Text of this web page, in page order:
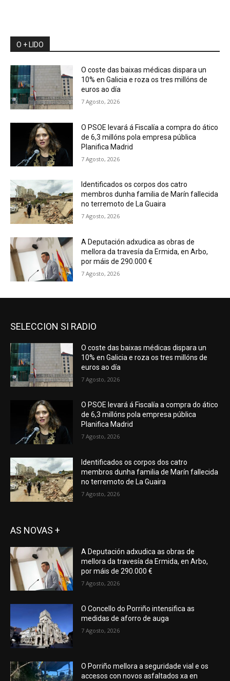
O + LIDO
O coste das baixas médicas dispara un
10% en Galicia e roza os tres millóns de
euros ao día
7 Agosto, 2026
O PSOE levará á Fiscalía a compra do ático
de 6,3 millóns pola empresa pública
Planifica Madrid
7 Agosto, 2026
Identificados os corpos dos catro
membros dunha familia de Marín fallecida
no terremoto de La Guaira
7 Agosto, 2026
A Deputación adxudica as obras de
mellora da travesía da Ermida, en Arbo,
por máis de 290.000 €
7 Agosto, 2026
SELECCION SI RADIO
O coste das baixas médicas dispara un
10% en Galicia e roza os tres millóns de
euros ao día
7 Agosto, 2026
O PSOE levará á Fiscalía a compra do ático
de 6,3 millóns pola empresa pública
Planifica Madrid
7 Agosto, 2026
Identificados os corpos dos catro
membros dunha familia de Marín fallecida
no terremoto de La Guaira
7 Agosto, 2026
AS NOVAS +
A Deputación adxudica as obras de
mellora da travesía da Ermida, en Arbo,
por máis de 290.000 €
7 Agosto, 2026
O Concello do Porriño intensifica as
medidas de aforro de auga
7 Agosto, 2026
O Porriño mellora a seguridade vial e os
accesos con novos asfaltados xa en